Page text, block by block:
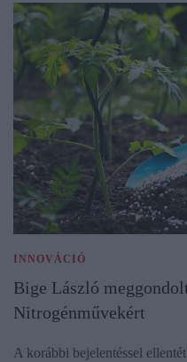
INNOVÁCIÓ
Bige László
Nitrogénművekért
A korábbi bejelentéssel